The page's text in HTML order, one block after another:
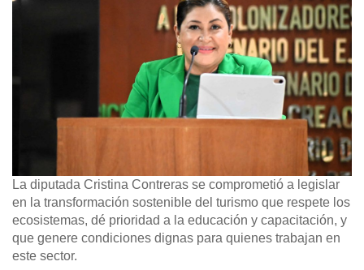
La diputada Cristina Contreras se comprometió a legislar
en la transformación sostenible del turismo que respete los
ecosistemas, dé prioridad a la educación y capacitación, y
que genere condiciones dignas para quienes trabajan en
este sector.